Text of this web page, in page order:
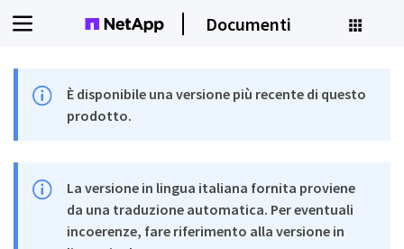
Documenti
È disponibile una versione più recente di questo
prodotto.
La versione in lingua italiana fornita proviene
da una traduzione automatica. Per eventuali
incoerenze, fare riferimento alla versione in